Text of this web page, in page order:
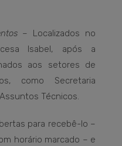
– Localizados no
Isabel, após a
aos setores de
como Secretaria
Técnicos.
para recebê-lo –
horário marcado – e